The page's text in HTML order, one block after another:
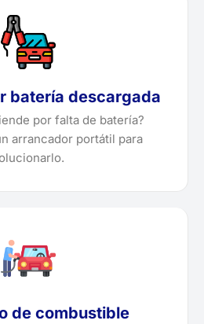
batería descargada
por falta de batería?
arrancador portátil para
de combustible